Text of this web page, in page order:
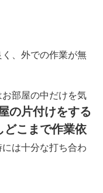
、外での作業が無
お部屋の中だけを気
の片付けをする
どこまで作業依
は十分な打ち合わ